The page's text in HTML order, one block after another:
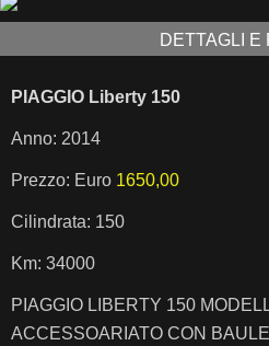
DETTAGLI E
PIAGGIO Liberty 150
Anno: 2014
Prezzo: Euro 1650,00
Cilindrata: 150
Km: 34000
PIAGGIO LIBERTY 150
ACCESSOARIATO CON